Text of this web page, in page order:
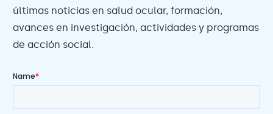
últimas noticias en salud ocular, formación,
avances en investigación, actividades y programas
de acción social.